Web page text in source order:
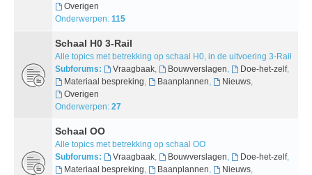
Overigen
Onderwerpen: 115
Schaal H0 3-Rail
Alle topics met betrekking op schaal H0, in de uitvoering 3-Rail
Subforums:
Vraagbaak, Bouwverslagen, Doe-het-zelf,
Materiaal bespreking, Baanplannen, Nieuws,
Overigen
Onderwerpen: 27
Schaal OO
Alle topics met betrekking op schaal OO
Subforums:
Vraagbaak, Bouwverslagen, Doe-het-zelf,
Materiaal bespreking, Baanplannen, Nieuws,